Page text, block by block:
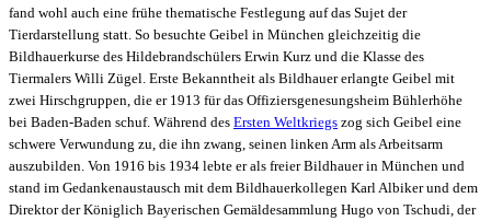
fand wohl auch eine frühe thematische Festlegung auf das Sujet der
Tierdarstellung statt. So besuchte Geibel in München gleichzeitig die
Bildhauerkurse des Hildebrandschülers Erwin Kurz und die Klasse des
Tiermalers Willi Zügel. Erste Bekanntheit als Bildhauer erlangte Geibel mit
zwei Hirschgruppen, die er 1913 für das Offiziersgenesungsheim Bühlerhöhe
bei Baden-Baden schuf. Während des Ersten Weltkriegs zog sich Geibel eine
schwere Verwundung zu, die ihn zwang, seinen linken Arm als Arbeitsarm
auszubilden. Von 1916 bis 1934 lebte er als freier Bildhauer in München und
stand im Gedankenaustausch mit dem Bildhauerkollegen Karl Albiker und dem
Direktor der Königlich Bayerischen Gemäldesammlung Hugo von Tschudi, der